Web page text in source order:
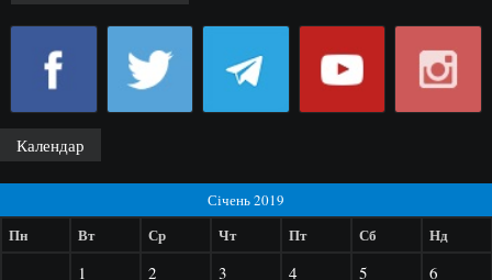
Календар
Січень 2019
Пн Вт Ср Чт Пт Сб Нд
1 2 3 4 5 6